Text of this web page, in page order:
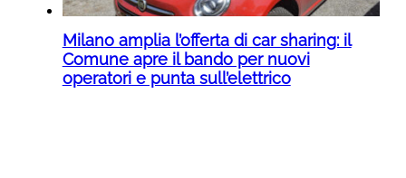
Milano amplia l’offerta di car sharing: il
Comune apre il bando per nuovi
operatori e punta sull’elettrico